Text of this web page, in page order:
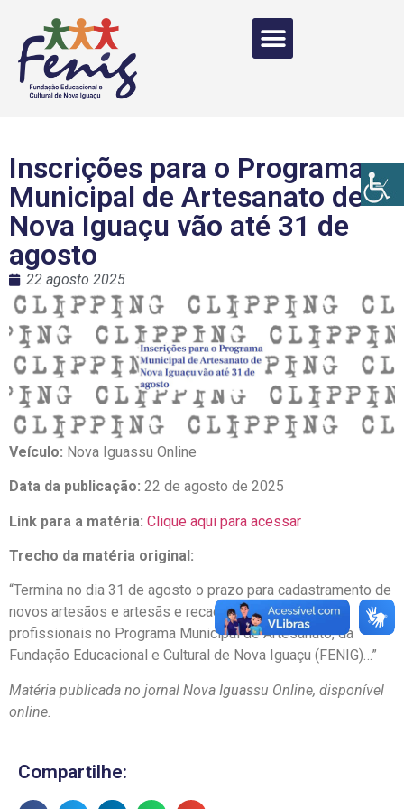
Inscrições para o Programa
Municipal de Artesanato de
Nova Iguaçu vão até 31 de
agosto
22 agosto 2025
Veículo: Nova Iguassu Online
Data da publicação: 22 de agosto de 2025
Link para a matéria: Clique aqui para acessar
Trecho da matéria original:
“Termina no dia 31 de agosto o prazo para cadastramento de
novos artesãos e artesãs e recadastramento de
profissionais no Programa Municipal de Artesanato, da
Fundação Educacional e Cultural de Nova Iguaçu (FENIG)…”
Matéria publicada no jornal Nova Iguassu Online, disponível
online.
Compartilhe: